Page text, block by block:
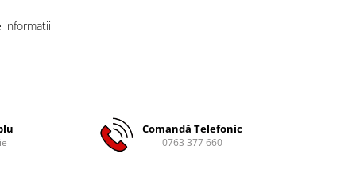
informatii
Comandă Telefonic
0763 377 660